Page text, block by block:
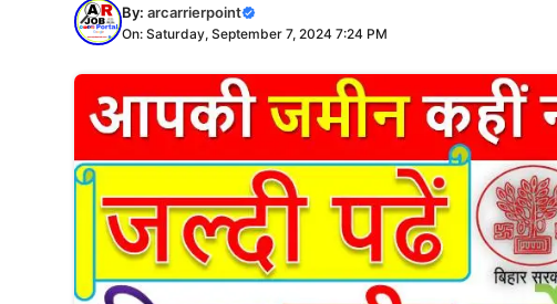
By: arcarrierpoint
On: Saturday, September 7, 2024 7:24 PM